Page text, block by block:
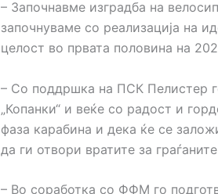
– Започнавме изградба на
започнуваме со реализација на
целост во првата половина на
– Со поддршка на ПСК Пелистер
„Копанки“ и веќе со радост и
фаза карабина и дека ќе се
да ги отвори вратите за граѓаните
– Во соработка со ФФМ го